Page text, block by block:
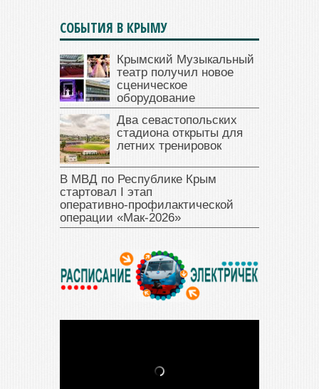
СОБЫТИЯ В КРЫМУ
Крымский Музыкальный
театр получил новое
сценическое
оборудование
Два севастопольских
стадиона открыты для
летних тренировок
В МВД по Республике Крым
стартовал I этап
оперативно‑профилактической
операции «Мак‑2026»